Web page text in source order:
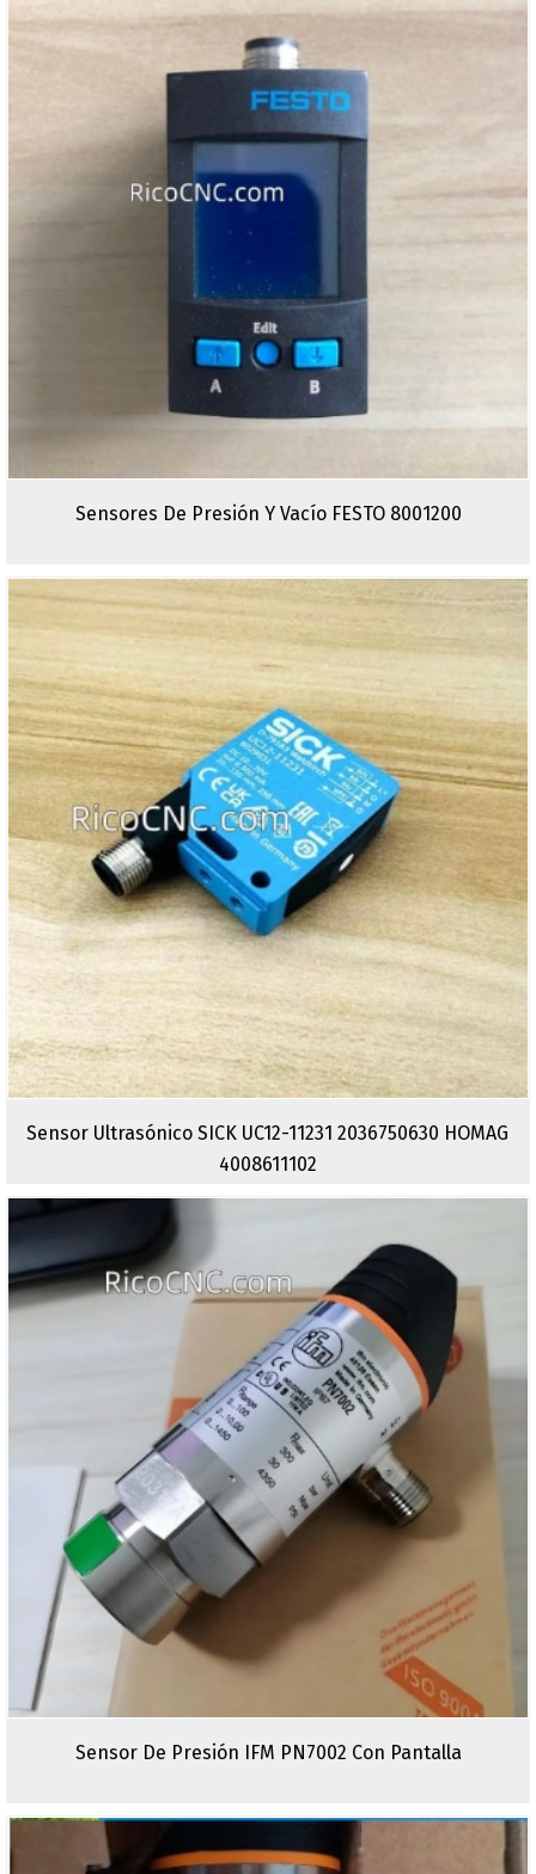
Sensores De Presión Y Vacío FESTO 8001200
Sensor Ultrasónico SICK UC12-11231 2036750630 HOMAG
4008611102
Sensor De Presión IFM PN7002 Con Pantalla